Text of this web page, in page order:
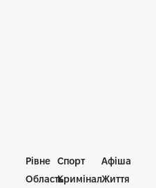
Рівне
Область
Спорт
Кримінал
Афіша
Життя